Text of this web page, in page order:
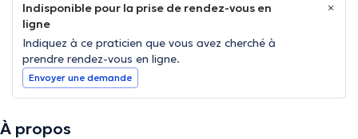
Indisponible pour la prise de rendez-vous en
ligne
Indiquez à ce praticien que vous avez cherché à
prendre rendez-vous en ligne.
Envoyer une demande
À propos